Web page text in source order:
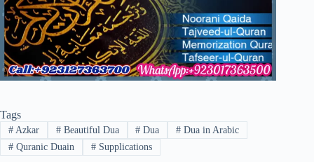
Tags
#Azkar #Beautiful Dua # Dua # Dua in Arabic
#Quranic Duain #Supplications